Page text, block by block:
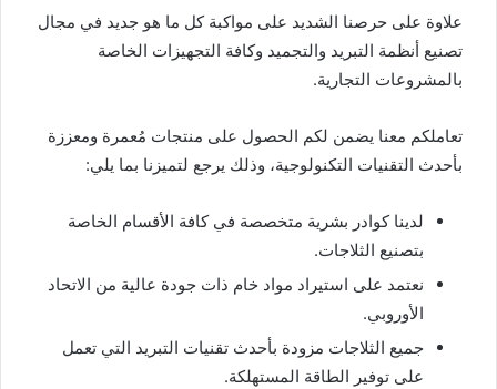
علاوة على حرصنا الشديد على مواكبة كل ما هو جديد في مجال
تصنيع أنظمة التبريد والتجميد وكافة التجهيزات الخاصة
بالمشروعات التجارية.
تعاملكم معنا يضمن لكم الحصول على منتجات مُعمرة ومعززة
بأحدث التقنيات التكنولوجية، وذلك يرجع لتميزنا بما يلي:
لدينا كوادر بشرية متخصصة في كافة الأقسام الخاصة
بتصنيع الثلاجات.
نعتمد على استيراد مواد خام ذات جودة عالية من الاتحاد
الأوروبي.
جميع الثلاجات مزودة بأحدث تقنيات التبريد التي تعمل
على توفير الطاقة المستهلكة.